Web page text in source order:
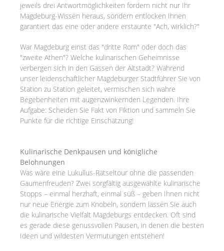
jeweils drei Antwortmöglichkeiten fordern nicht nur Ihr
Magdeburg-Wissen heraus, sondern entlocken Ihnen
garantiert das eine oder andere erstaunte "Ach, wirklich?"
War Magdeburg einst das "dritte Rom" oder doch das
"zweite Athen"? Welche kulinarischen Geheimnisse
verbergen sich in den Gassen der Altstadt? Während
unser leidenschaftlicher Magdeburger Stadtführer Sie von
Station zu Station geleitet, vermischen sich wahre
Begebenheiten mit augenzwinkernden Legenden. Ihre
Aufgabe: Scheiden Sie Fakt von Fiktion und sammeln Sie
Punkte für die richtige Einschätzung!
Kulinarische Denkpausen und königliche
Belohnungen
Was wäre eine Lukullus-Rätseltour ohne die passenden
Gaumenfreuden? Zwei sorgfältig ausgewählte kulinarische
Stopps – einmal herzhaft, einmal süß – geben Ihnen nicht
nur neue Energie zum Knobeln, sondern lassen Sie auch
die kulinarische Vielfalt Magdeburgs entdecken. Oft sind
es gerade diese genussvollen Pausen, in denen die besten
Ideen und wildesten Vermutungen entstehen!